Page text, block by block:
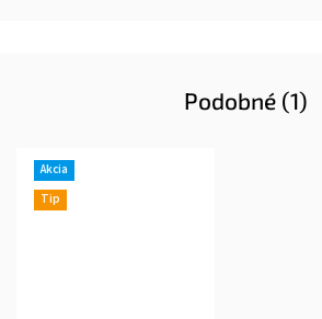
Podobné (1)
Akcia
Tip